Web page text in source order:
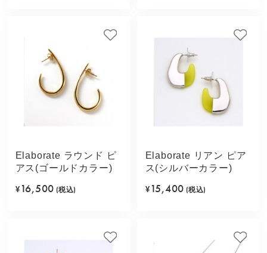
Elaborate ラウンド ピ
アス(ゴールドカラー)
¥ 16,500 (税込)
Elaborate リアン ピア
ス(シルバーカラー)
¥ 15,400 (税込)